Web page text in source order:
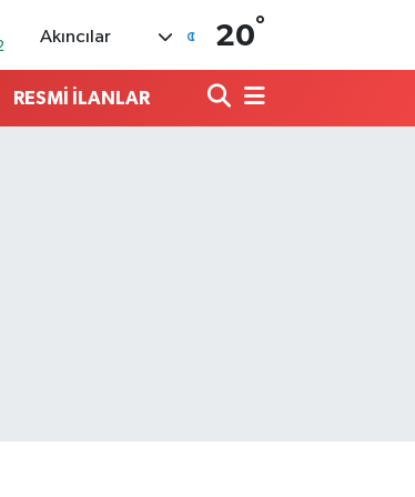
Akıncılar 20°
RESMİ İLANLAR